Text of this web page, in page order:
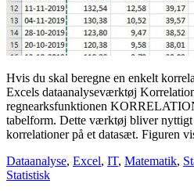
Hvis du skal beregne en enkelt
Excels dataanalyseværktøj
regnearksfunktionen
tabelform. Dette værktøj bliver nyttigt
korrelationer på et datasæt. Figuren
Dataanalyse, Excel, IT, Matematik,
Statistisk